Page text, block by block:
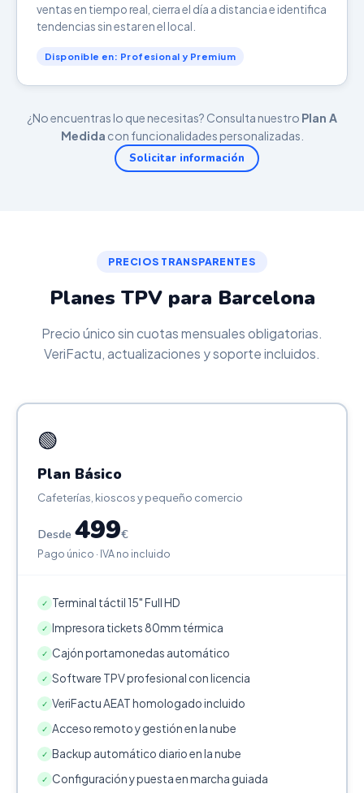
ventas en tiempo real, cierra el día a distancia e identifica
tendencias sin estar en el local.
Disponible en: Profesional y Premium
¿No encuentras lo que necesitas? Consulta nuestro Plan A
Medida con funcionalidades personalizadas.
Solicitar información
PRECIOS TRANSPARENTES
Planes TPV para Barcelona
Precio único sin cuotas mensuales obligatorias.
VeriFactu, actualizaciones y soporte incluidos.
🟢
Plan Básico
Cafeterías, kioscos y pequeño comercio
Desde 499€
Pago único · IVA no incluido
✓ Terminal táctil 15" Full HD
✓ Impresora tickets 80mm térmica
✓ Cajón portamonedas automático
✓ Software TPV profesional con licencia
✓ VeriFactu AEAT homologado incluido
✓ Acceso remoto y gestión en la nube
✓ Backup automático diario en la nube
✓ Configuración y puesta en marcha guiada